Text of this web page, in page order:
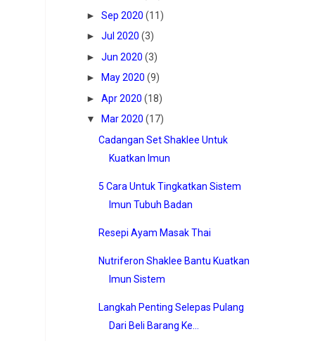
► Sep 2020 (11)
► Jul 2020 (3)
► Jun 2020 (3)
►
May 2020 (9)
► Apr 2020 (18)
▼
Mar 2020 (17)
Cadangan Set Shaklee Untuk
Kuatkan Imun
5 Cara Untuk Tingkatkan Sistem
Imun Tubuh Badan
Resepi Ayam Masak Thai
Nutriferon Shaklee Bantu Kuatkan
Imun Sistem
Langkah Penting Selepas Pulang
Dari Beli Barang Ke...